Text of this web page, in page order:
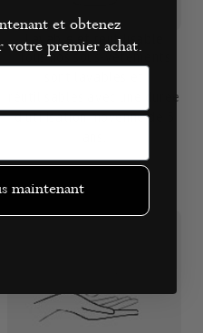
Lavable et réutilisable
Tous nos sous-vêtements
réutilisables avec une durée
d'utilisation moyenne de 5
et obtenez
votre premier achat.
maintenant